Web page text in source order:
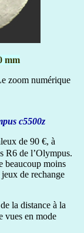
mm
zoom numérique
c5500z
de 90 €, à
R6 de l’Olympus.
beaucoup moins
de rechange
la distance à la
vues en mode